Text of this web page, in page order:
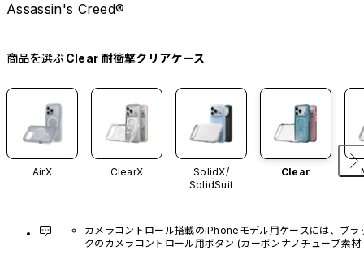
Assassin's Creed®
商品を選ぶClear 耐衝撃クリアケース
AirX ClearX
SolidX/
SolidSuit
Clear
カメラコントロール搭載のiPhoneモデル用ケースには、ブラ
クのカメラコントロール用ボタン (カーボンナノチューブ素材)